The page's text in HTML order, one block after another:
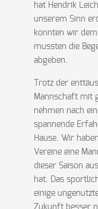
hat Hendrik
unserem Sinn
konnten wir
mussten die
abgeben.
Trotz der
Mannschaft mit
nehmen nach
spannende
Hause. Wir
Vereine eine
dieser Saison
hat. Das
einige
Zukunft besser